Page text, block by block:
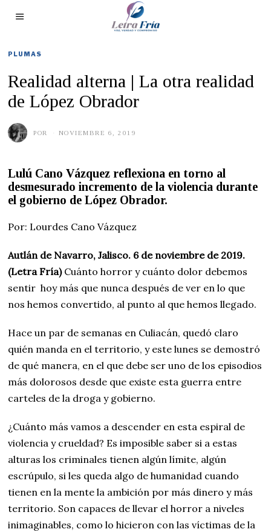
PLUMAS
Realidad alterna | La otra realidad
de López Obrador
POR NOVIEMBRE 6, 2019
M
B
E
1
9
Lulú Cano Vázquez reflexiona en torno al
desmesurado incremento de la violencia durante
el gobierno de López Obrador.
Por: Lourdes Cano Vázquez
Autlán de Navarro, Jalisco. 6 de noviembre de 2019.
(Letra Fría)Cuánto horror y cuánto dolor debemos
sentir hoy más que nunca después de ver en lo que
nos hemos convertido, al punto al que hemos llegado.
Hace un par de semanas en Culiacán, quedó claro
quién manda en el territorio, y este lunes se demostró
de qué manera, en el que debe ser uno de los episodios
más dolorosos desde que existe esta guerra entre
carteles de la droga y gobierno.
¿Cuánto más vamos a descender en esta espiral de
violencia y crueldad? Es imposible saber si a estas
alturas los criminales tienen algún límite, algún
escrúpulo, si les queda algo de humanidad cuando
tienen en la mente la ambición por más dinero y más
territorio. Son capaces de llevar el horror a niveles
inimaginables, como lo hicieron con las víctimas de la